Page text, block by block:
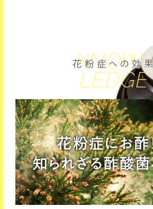
KNOW-
LEDGE